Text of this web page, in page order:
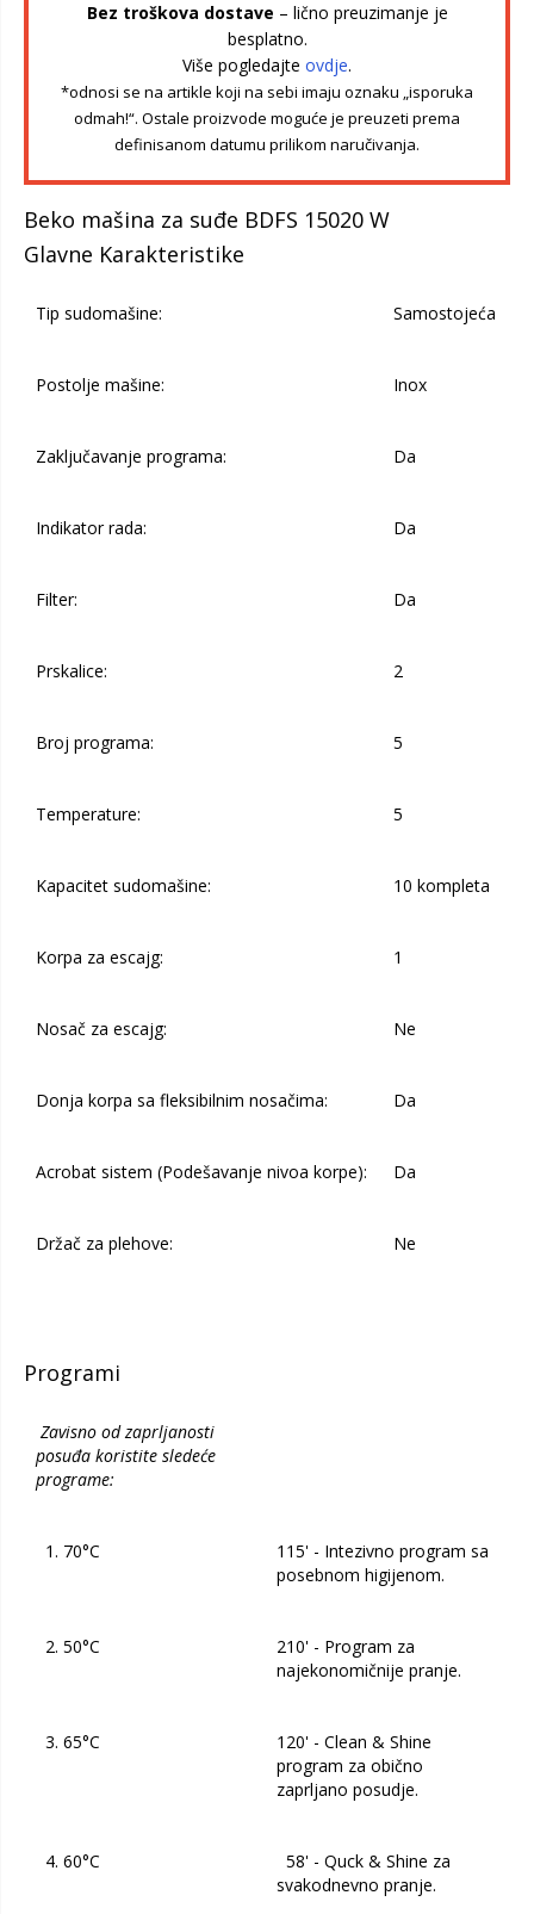
Bez troškova dostave – lično preuzimanje je
besplatno.
Više pogledajte ovdje.
*odnosi se na artikle koji na sebi imaju oznaku „isporuka
odmah!“. Ostale proizvode moguće je preuzeti prema
definisanom datumu prilikom naručivanja.
Beko mašina za suđe BDFS 15020 W
Glavne Karakteristike
Tip sudomašine: Samostojeća
Postolje mašine: Inox
Zaključavanje programa: Da
Indikator rada: Da
Filter: Da
Prskalice: 2
Broj programa: 5
Temperature: 5
Kapacitet sudomašine: 10 kompleta
Korpa za escajg: 1
Nosač za escajg: Ne
Donja korpa sa fleksibilnim nosačima: Da
Acrobat sistem (Podešavanje nivoa korpe): Da
Držač za plehove: Ne
Programi
Zavisno od zaprljanosti
posuđa koristite sledeće
programe:
1. 70°C
115' - Intezivno program sa
posebnom higijenom.
2. 50°C
210' - Program za
najekonomičnije pranje.
3. 65°C
120' - Clean & Shine
program za obično
zaprljano posudje.
4. 60°C
58' - Quck & Shine za
svakodnevno pranje.